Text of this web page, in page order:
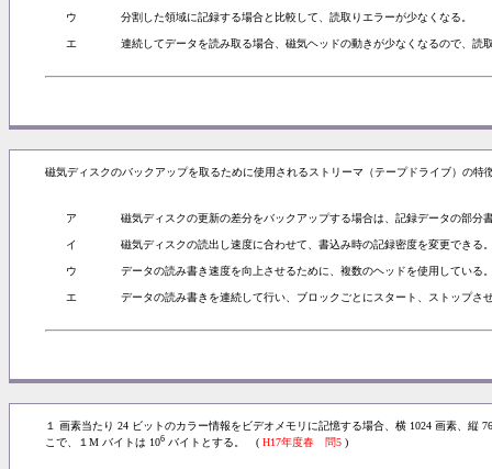
ウ 分割した領域に記録する場合と比較して、読取りエラーが少なくなる。
エ 連続してデータを読み取る場合、磁気ヘッドの動きが少なくなるので、読
磁気ディスクのバックアップを取るために使用されるストリーマ（テープドライブ）の
ア 磁気ディスクの更新の差分をバックアップする場合は、記録データの部分
イ 磁気ディスクの読出し速度に合わせて、書込み時の記録密度を変更できる
ウ データの読み書き速度を向上させるために、複数のヘッドを使用している
エ データの読み書きを連続して行い、ブロックごとにスタート、ストップさ
１ 画素当たり 24 ビットのカラー情報をビデオメモリに記憶する場合、横 1024 画素、縦
こで、１M バイトは 106 バイトとする。 ( H17年度春 問5 )